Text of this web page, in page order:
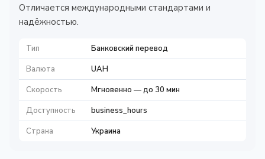
Отличается международными стандартами и
надёжностью.
Тип
Банковский перевод
Валюта
UAH
Скорость
Мгновенно — до 30 мин
Доступность
business_hours
Страна
Украина